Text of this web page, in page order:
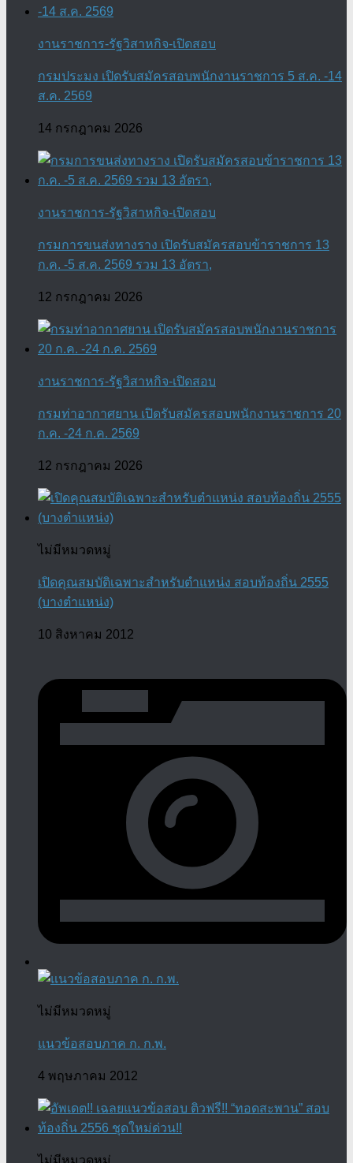
งานราชการ-รัฐวิสาหกิจ-เปิดสอบ
กรมประมง เปิดรับสมัครสอบพนักงานราชการ 5 ส.ค. -14
ส.ค. 2569
14 กรกฎาคม 2026
งานราชการ-รัฐวิสาหกิจ-เปิดสอบ
กรมการขนส่งทางราง เปิดรับสมัครสอบข้าราชการ 13
ก.ค. -5 ส.ค. 2569 รวม 13 อัตรา,
12 กรกฎาคม 2026
งานราชการ-รัฐวิสาหกิจ-เปิดสอบ
กรมท่าอากาศยาน เปิดรับสมัครสอบพนักงานราชการ 20
ก.ค. -24 ก.ค. 2569
12 กรกฎาคม 2026
ไม่มีหมวดหมู่
เปิดคุณสมบัติเฉพาะสำหรับตำแหน่ง สอบท้องถิ่น 2555
(บางตำแหน่ง)
10 สิงหาคม 2012
ไม่มีหมวดหมู่
แนวข้อสอบภาค ก. ก.พ.
4 พฤษภาคม 2012
ไม่มีหมวดหมู่